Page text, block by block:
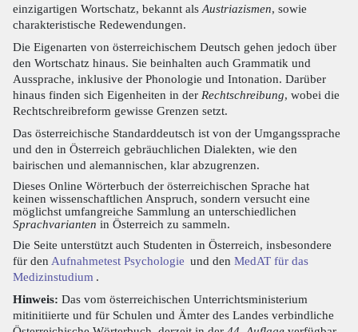
einzigartigen Wortschatz, bekannt als Austriazismen, sowie
charakteristische Redewendungen.
Die Eigenarten von österreichischem Deutsch gehen jedoch über
den Wortschatz hinaus. Sie beinhalten auch Grammatik und
Aussprache, inklusive der Phonologie und Intonation. Darüber
hinaus finden sich Eigenheiten in der Rechtschreibung, wobei die
Rechtschreibreform gewisse Grenzen setzt.
Das österreichische Standarddeutsch ist von der Umgangssprache
und den in Österreich gebräuchlichen Dialekten, wie den
bairischen und alemannischen, klar abzugrenzen.
Dieses Online Wörterbuch der österreichischen Sprache hat
keinen wissenschaftlichen Anspruch, sondern versucht eine
möglichst umfangreiche Sammlung an unterschiedlichen
Sprachvarianten in Österreich zu sammeln.
Die Seite unterstützt auch Studenten in Österreich, insbesondere
für den Aufnahmetest Psychologie und den MedAT für das
Medizinstudium .
Hinweis: Das vom österreichischen Unterrichtsministerium
mitinitiierte und für Schulen und Ämter des Landes verbindliche